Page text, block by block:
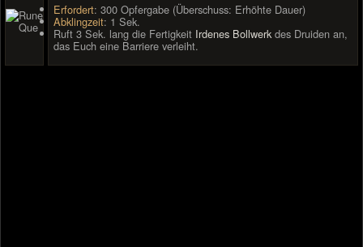
Erfordert: 300 Opfergabe (Überschuss: Erhöhte Dauer)
Abklingzeit: 1 Sek.
Ruft 3 Sek. lang die Fertigkeit Irdenes Bollwerkdes Druiden an,
das Euch eine Barriere verleiht.